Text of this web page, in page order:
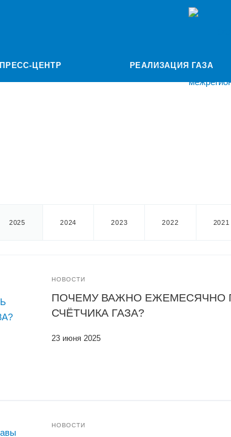
ПРЕСС-ЦЕНТР РЕАЛИЗАЦИЯ ГАЗА
2025 2024 2023 2022 2021
НОВОСТИ
ПОЧЕМУ ВАЖНО ЕЖЕМЕСЯЧНО
СЧЁТЧИКА ГАЗА?
23 июня 2025
НОВОСТИ